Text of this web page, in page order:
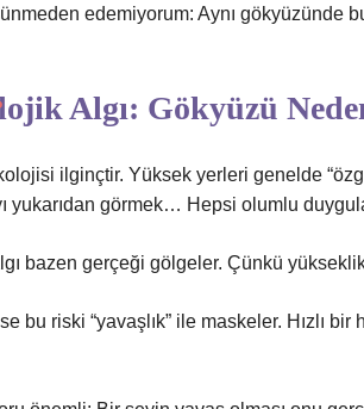
edemiyorum: Aynı gökyüzünde
Algı: Gökyüzü
ilginçtir. Yüksek yerleri genelde
yukarıdan görmek… Hepsi olumlu
bazen gerçeği gölgeler. Çünkü
bu riski “yavaşlık” ile maskeler. Hızlı